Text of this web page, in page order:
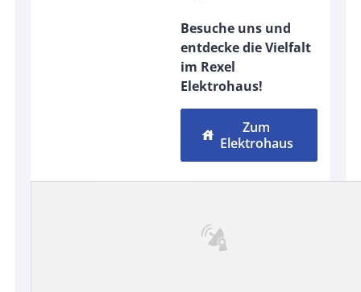
Besuche uns und
entdecke die Vielfalt
im Rexel
Elektrohaus!
house
Zum
Elektrohaus